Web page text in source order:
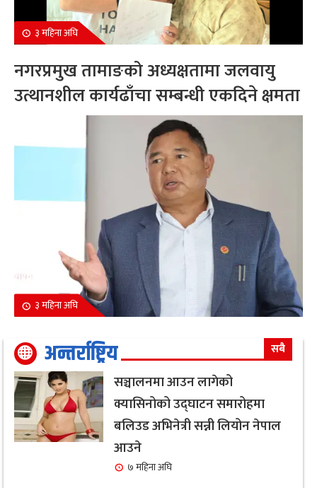
३ महिना अघि
नगरप्रमुख तामाङको अध्यक्षतामा जलवायु
उत्थानशील कार्यढाँचा सम्बन्धी एकदिने क्षमता
अभिवृद्धि कार्यक्रम सम्पन्न
३ महिना अघि
अन्तर्राष्ट्रिय सबै
सञ्चालनमा आउन लागेको
क्यासिनोको उद्घाटन समारोहमा
बलिउड अभिनेत्री सन्नी लियोन नेपाल
आउने
७ महिना अघि